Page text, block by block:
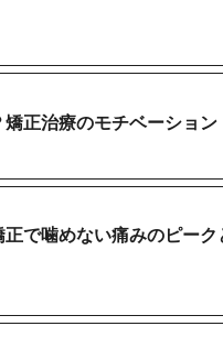
正治療のモチベーション
正で噛めない痛みのピーク